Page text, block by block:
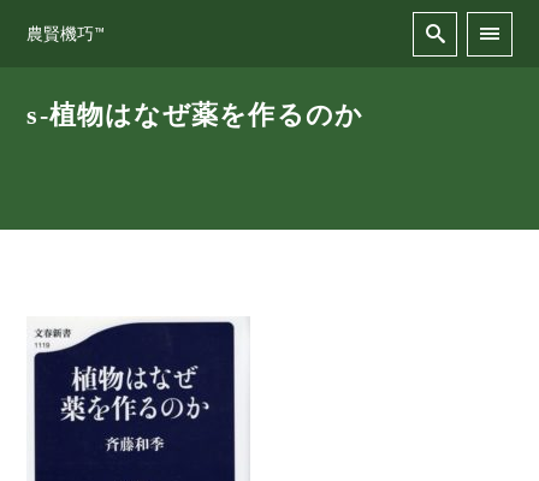
農賢機巧™
s-植物はなぜ薬を作るのか